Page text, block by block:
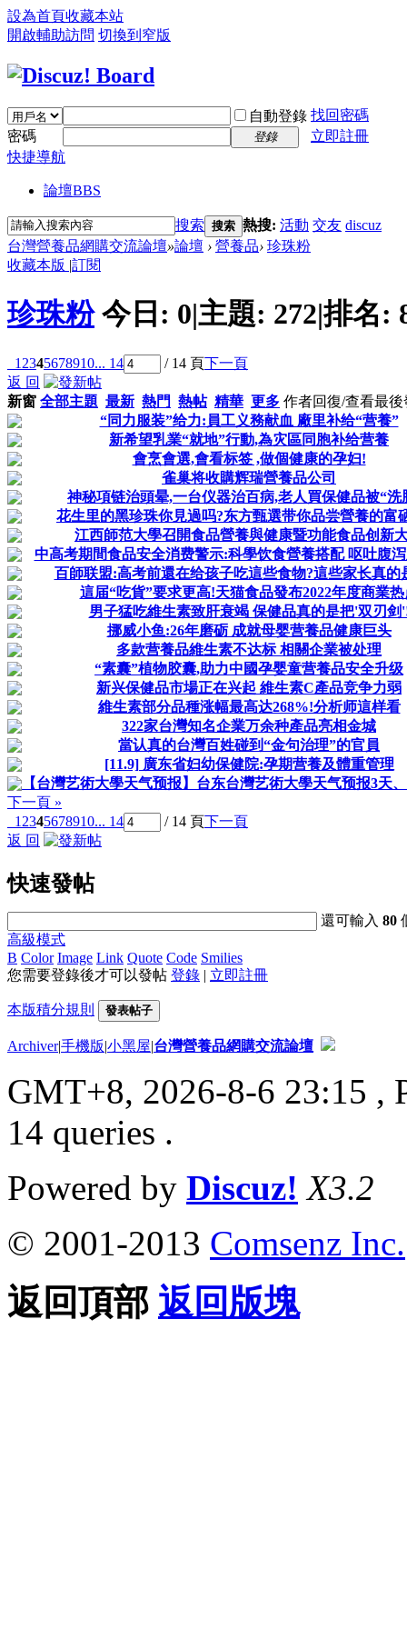
設為首頁收藏本站
開啟輔助訪問 切換到窄版
自動登錄 找回密碼
密碼
登錄
立即註冊
快捷導航
論壇BBS
搜索 搜索 熱搜: 活動 交友 discuz
台灣營養品網購交流論壇»論壇 › 營養品› 珍珠粉
收藏本版 |訂閱
珍珠粉 今日: 0|主題: 272|排名:
1 2345678910... 14 / 14 頁下一頁
返 回
新窗 全部主題 最新 熱門 熱帖 精華 更多 作者回復/查看最後
“同力服装”给力:員工义務献血 廠里补给“营養”
新希望乳業“就地”行動,為灾區同胞补给营養
會烹會選,會看标签 ,做個健康的孕妇!
雀巢将收購辉瑞營養品公司
神秘項链治頭晕,一台仪器治百病,老人買保健品被“洗
花生里的黑珍珠你見過吗?东方甄選带你品尝營養的富
江西師范大學召開食品營養與健康暨功能食品创新
中高考期間食品安全消费警示:科學饮食營養搭配 呕吐腹
百師联盟:高考前還在给孩子吃這些食物?這些家长真的
這届“吃貨”要求更高!天猫食品發布2022年度商業热
男子猛吃維生素致肝衰竭 保健品真的是把'双刃剑
挪威小鱼:26年磨砺 成就母婴营養品健康巨头
多款营養品維生素不达标 相關企業被处理
“素囊”植物胶囊,助力中國孕婴童营養品安全升级
新兴保健品市場正在兴起 維生素C產品竞争力弱
維生素部分品種涨幅最高达268%!分析师這样看
322家台灣知名企業万余种產品亮相金城
當认真的台灣百姓碰到“金句治理”的官員
[11.9] 廣东省妇幼保健院:孕期营養及體重管理
【台灣艺術大學天气预报】台东台灣艺術大學天气预报3天
下一頁 »
1 2345678910... 14 / 14 頁下一頁
返 回
快速發帖
還可輸入80
高級模式
B Color Image Link Quote Code Smilies
您需要登錄後才可以發帖 登錄 | 立即註冊
本版積分規則 發表帖子
Archiver|手機版|小黑屋|台灣營養品網購交流論壇
GMT+8, 2026-8-6 23:15 ,
14 queries .
Powered by Discuz! X3.2
© 2001-2013 Comsenz Inc.
返回頂部 返回版塊